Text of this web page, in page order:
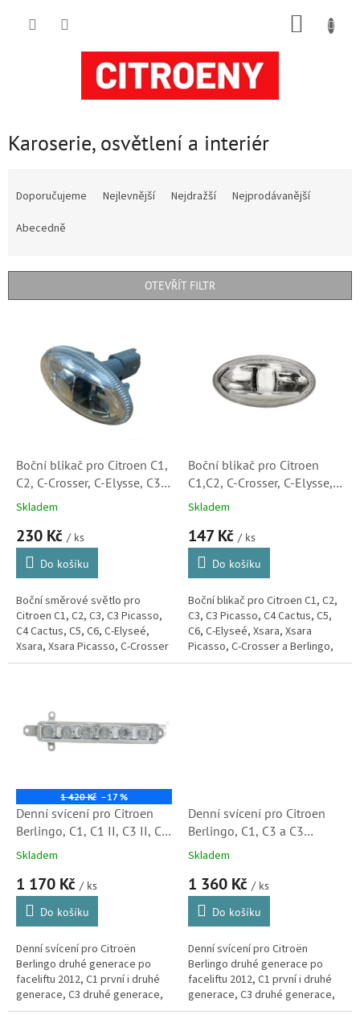
Karoserie, osvětlení a interiér
r
Doporučujeme Nejlevnější Nejdražší
Nejprodávanější
Abecedně
OTEVŘÍT FILTR
Boční blikač pro Citroen C1,
C2, C-Crosser, C-Elysse, C3,
C5, Xsara, Xsara Picasso
Skladem
230 Kč / ks
Do košíku
Boční směrové světlo pro
Citroen C1, C2, C3, C3 Picasso,
C4 Cactus, C5, C6, C-Elyseé,
Xsara, Xsara Picasso, C-Crosser
a Berlingo, Jumpy a
Boční blikač pro Citroen
C1,C2, C-Crosser, C-Elysse,
C3, C5, Xsara, Xsara Picasso
1647158)
Skladem
147 Kč / ks
Do košíku
Boční blikač pro Citroen C1, C2,
C3, C3 Picasso, C4 Cactus, C5,
C6, C-Elyseé, Xsara, Xsara
Picasso, C-Crosser a Berlingo,
Jumpy a Spacetourer.
1 420 Kč –17 %
Denní svícení pro Citroen
Berlingo, C1, C1 II, C3 II, C3
Picasso (9677409380,
S1)
Skladem
1 170 Kč / ks
Do košíku
Denní svícení pro Citroën
Berlingo druhé generace po
faceliftu 2012, C1 první i druhé
generace, C3 druhé generace,
C3 Picasso a Peugeot Partner,
Denní svícení pro Citroen
Berlingo, C1, C3 a C3
Picasso (9812662180,
Skladem
1 360 Kč / ks
Do košíku
Denní svícení pro Citroën
Berlingo druhé generace po
faceliftu 2012, C1 první i druhé
generace, C3 druhé generace,
C3 Picasso a Peugeot Partner,